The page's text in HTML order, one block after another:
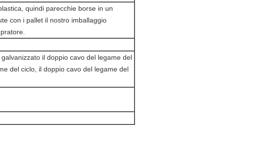
quindi parecchie borse in un
con i pallet il nostro imballaggio
il doppio cavo del legame del
del ciclo, il doppio cavo del legame del